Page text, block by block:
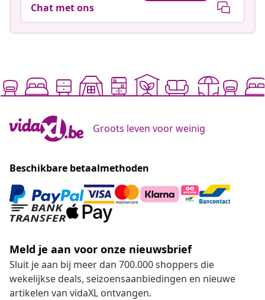
Chat met ons
Groots leven voor weinig
Beschikbare betaalmethoden
Meld je aan voor onze nieuwsbrief
Sluit je aan bij meer dan 700.000 shoppers die
wekelijkse deals, seizoensaanbiedingen en nieuwe
artikelen van vidaXL ontvangen.